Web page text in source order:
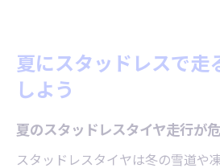
夏にスタッドレスで走
しよう
夏のスタッドレスタイヤ走行が
スタッドレスタイヤは冬の雪道や